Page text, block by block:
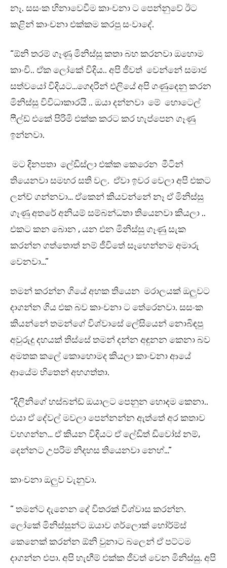
නෑ. සසංක හිනාවෙවීම කාංචනා ට පෙන්නුවේ ඊට
කළින් කාංචනා එක්කම කරපු සංවාදේ.
“ඕනි තරම් ගෑණු මිනිස්සු කතා බහ කරනවා ඔහොම
කාංචි.. ඒක ලෝකේ විදිය.. අපි ජීවත් වෙන්නේ සමාජ
සත්වයෝ විදියට…ගෙදරින් එලියේ අපි ගණුදෙනු කරන
මිනිස්සු විවිධාකාරයි .. ඔයා දන්නවා මේ හොටෙල්
ෆීල්ඩ් එකේ පිරිමි එක්ක කරට කර හැප්පෙන ගෑණු
ඉන්නවා.
මට දිනපතා ලේඩිස්ලා එක්ක කෙරෙන මීටින්
තියෙනවා සමහර සති වල. ඒවා ඉවර වෙලා අපි එකට
ලන්ච් ගන්නවා… ඒකෙන් කියවන්නේ නෑ ඒ මිනිස්සු
ගෑණු අතරේ අනියම් සම්බන්ධතා තියෙනවා කියලා ..
එකට කන බොන , යන එන මිනිස්සු ගෑණු සැක
කරන්න ගත්තොත් නම් ජීවිතේ සෑහෙන්නම අමාරු
වෙනවා…”
තමන් කරන්න ගියේ අහක තියෙන මරාලයක් ඔලුවට
දාගන්න ගිය එක බව කාංචනා ට තේරෙනවා. සසංක
කියන්නේ තමන්ගේ විශ්වාසේ ලේසියෙන් නොබිඳපු
අවුරුදු දහයක් තිස්සේ තමන් දන්න අඳුනන කෙනා බව
අමතක කලේ කොහොමද කියලා කාංචනා ආයේ
ආයේම හිතෙන් අහගත්තා.
“දිලිනිගේ හස්බන්ඩ් ඔයාලට පෙනුන හොදම කෙනා..
එයා ඒ දේවල් මවලා පෙන්නන්න ඇත්තේ අර කතාව
වහගන්න… ඒ කියන විදියට ඒ ලේඩිත් ඩිවෝස් නම්,
දෙන්නට උපරිම නිදහස තියෙනවා නෙහ්…”
කාංචනා ඔලුව වැනුවා.
” තමන්ට දැනෙන දේ විතරක් විශ්වාස කරන්න.
ලෝකේ මිනිස්සුන්ට ඔයාව ශර්ලොක් හෝර්ම්ස්
කෙනෙක් කරන්න ඕනි වුනාට බලෙන් ඒ පට්ටම
දාගන්න එපා. අපි හැඟීම් එක්ක ජීවත් වෙන මිනිස්සු. අපි